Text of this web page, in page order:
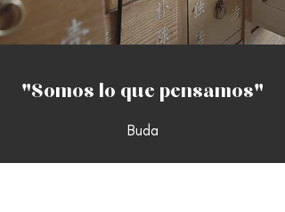
"Somos lo que pensamos"
Buda